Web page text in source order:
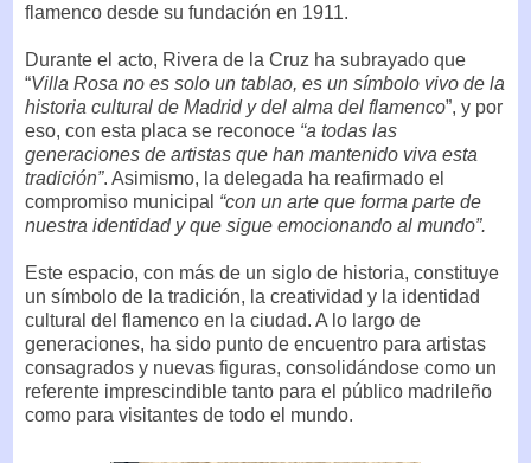
flamenco desde su fundación en 1911.
Durante el acto, Rivera de la Cruz ha subrayado que
“Villa Rosa no es solo un tablao, es un símbolo vivo de la
historia cultural de Madrid y del alma del flamenco”, y por
eso, con esta placa se reconoce “a todas las
generaciones de artistas que han mantenido viva esta
tradición”. Asimismo, la delegada ha reafirmado el
compromiso municipal “con un arte que forma parte de
nuestra identidad y que sigue emocionando al mundo”.
Este espacio, con más de un siglo de historia, constituye
un símbolo de la tradición, la creatividad y la identidad
cultural del flamenco en la ciudad. A lo largo de
generaciones, ha sido punto de encuentro para artistas
consagrados y nuevas figuras, consolidándose como un
referente imprescindible tanto para el público madrileño
como para visitantes de todo el mundo.